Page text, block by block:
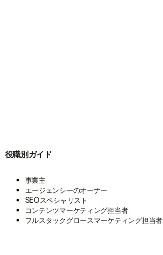
役職別ガイド
事業主
エージェンシーのオーナー
SEOスペシャリスト
コンテンツマーケティング担当者
フルスタックグロースマーケティング担当者